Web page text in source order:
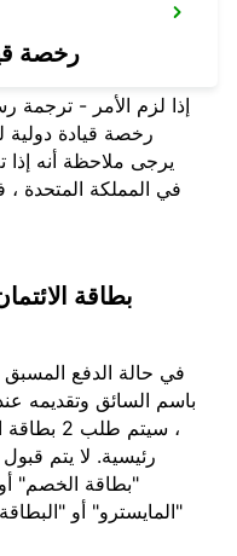
رخصة
إذا لزم الأمر - ترجمة
رخصة قيادة
يرجى ملاحظة أنه إذا
في المملكة المتحدة
بطاقة
في حالة الدفع
باسم السائق وتقديمه
، سيتم
رئيسية. لا يتم
"بطاقة الخصم"
"المايسترو" أو